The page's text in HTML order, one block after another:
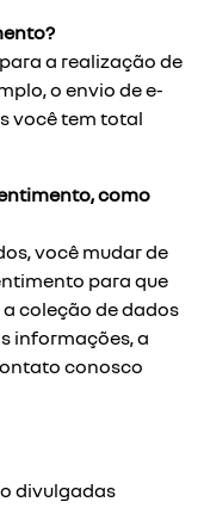
a realização de
o envio de e-
você tem total
como
você mudar de
para que
coleção de dados
informações, a
conosco
divulgadas